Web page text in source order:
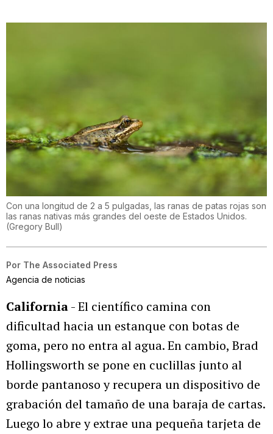
Con una longitud de 2 a 5 pulgadas, las ranas de patas rojas son
las ranas nativas más grandes del oeste de Estados Unidos.
(Gregory Bull)
Por The Associated Press
Agencia de noticias
California- El científico camina con
dificultad hacia un estanque con botas de
goma, pero no entra al agua. En cambio, Brad
Hollingsworth se pone en cuclillas junto al
borde pantanoso y recupera un dispositivo de
grabación del tamaño de una baraja de cartas.
Luego lo abre y extrae una pequeña tarjeta de